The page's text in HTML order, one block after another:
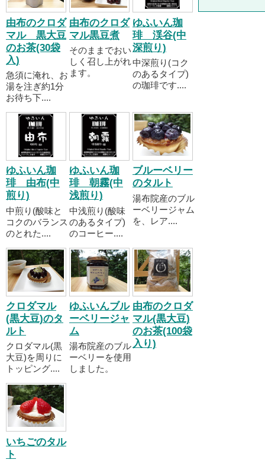
由布のクロダ
マル 黒大豆
のお茶(30袋
入)
急須に淹れ、お
湯を注ぎ約1分
お待ち下....
由布のクロダ
マル黒豆煮
そのままでおい
しく召し上がれ
ます。
ゆふいん珈
琲 渓谷(中
深煎り)
中深煎り(コク
のあるタイプ)
の珈琲です....
ゆふいん珈
琲 由布(中
煎り)
中煎り(酸味と
コクのバランス
のとれた....
ゆふいん珈
琲 朝霧(中
浅煎り)
中浅煎り(酸味
のあるタイプ)
のコーヒー....
ブルーベリー
のタルト
湯布院産のブル
ーベリージャム
を、レア....
クロダマル
(黒大豆)のタ
ルト
クロダマル(黒
大豆)を周りに
トッピング....
ゆふいんブル
ーベリージャ
ム
湯布院産のブル
ーベリーを使用
しました。
由布のクロダ
マル(黒大豆)
のお茶(100袋
入り)
いちごのタル
ト